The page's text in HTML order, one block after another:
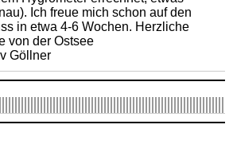
Ich freue mich schon auf den
in etwa 4-6 Wochen. Herzliche
von der Ostsee
Göllner